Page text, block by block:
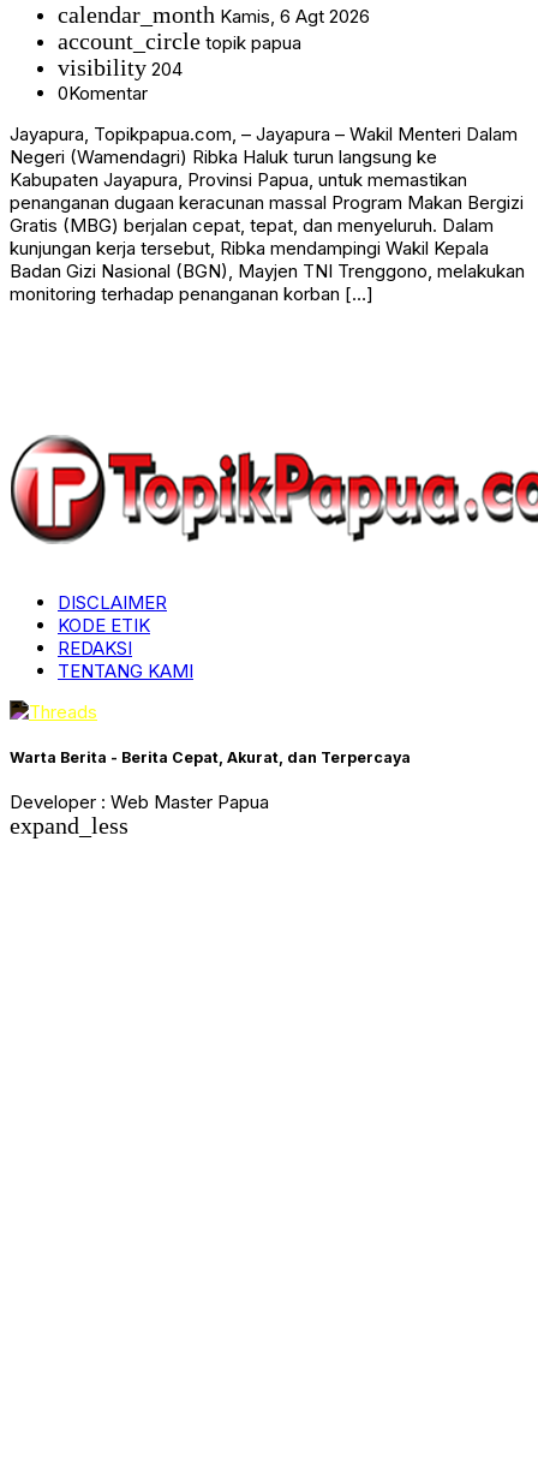
calendar_month Kamis, 6 Agt 2026
account_circle topik papua
visibility 204
0Komentar
Jayapura, Topikpapua.com, – Jayapura – Wakil Menteri Dalam
Negeri (Wamendagri) Ribka Haluk turun langsung ke
Kabupaten Jayapura, Provinsi Papua, untuk memastikan
penanganan dugaan keracunan massal Program Makan Bergizi
Gratis (MBG) berjalan cepat, tepat, dan menyeluruh. Dalam
kunjungan kerja tersebut, Ribka mendampingi Wakil Kepala
Badan Gizi Nasional (BGN), Mayjen TNI Trenggono, melakukan
monitoring terhadap penanganan korban […]
DISCLAIMER
KODE ETIK
REDAKSI
TENTANG KAMI
Warta Berita - Berita Cepat, Akurat, dan Terpercaya
Developer : Web Master Papua
expand_less